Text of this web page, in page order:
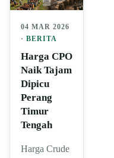
04 MAR 2026
· BERITA
Harga CPO
Naik Tajam
Dipicu
Perang
Timur
Tengah
Harga Crude